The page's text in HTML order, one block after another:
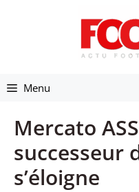
Menu
Mercato
successeur
s’éloigne